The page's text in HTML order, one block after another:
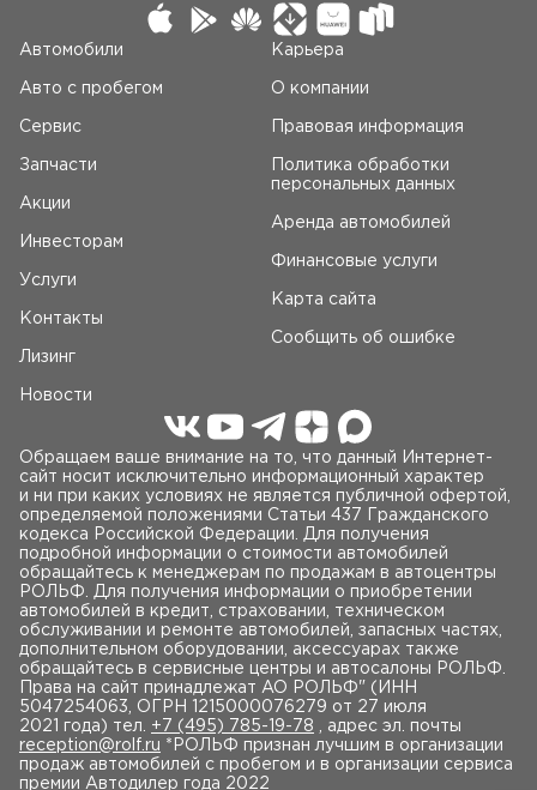
Автомобили
Авто c пробегом
Сервис
Запчасти
Акции
Инвесторам
Услуги
Контакты
Лизинг
Новости
Карьера
О компании
Правовая информация
Политика обработки
персональных данных
Аренда автомобилей
Финансовые услуги
Карта сайта
Сообщить об ошибке
Обращаем ваше внимание на то, что данный Интернет-
сайт носит исключительно информационный характер
и ни при каких условиях не является публичной офертой,
определяемой положениями Статьи 437 Гражданского
кодекса Российской Федерации. Для получения
подробной информации о стоимости автомобилей
обращайтесь к менеджерам по продажам в автоцентры
РОЛЬФ. Для получения информации о приобретении
автомобилей в кредит, страховании, техническом
обслуживании и ремонте автомобилей, запасных частях,
дополнительном оборудовании, аксессуарах также
обращайтесь в сервисные центры и автосалоны РОЛЬФ.
Права на сайт принадлежат AO РОЛЬФ" (ИНН
5047254063, ОГРН 1215000076279 от 27 июля
2021 года) тел. +7 (495) 785-19-78 , адрес эл. почты
reception@rolf.ru *РОЛЬФ признан лучшим в организации
продаж автомобилей с пробегом и в организации сервиса
премии Автодилер года 2022